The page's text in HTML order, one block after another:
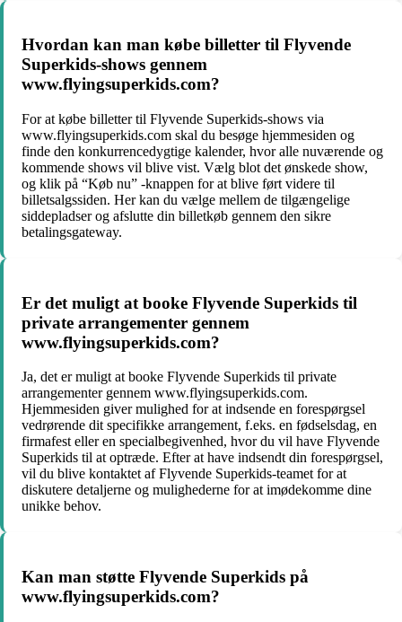
Hvordan kan man købe billetter til Flyvende
Superkids-shows gennem
www.flyingsuperkids.com?
For at købe billetter til Flyvende Superkids-shows via
www.flyingsuperkids.com skal du besøge hjemmesiden og
finde den konkurrencedygtige kalender, hvor alle nuværende og
kommende shows vil blive vist. Vælg blot det ønskede show,
og klik på “Køb nu” -knappen for at blive ført videre til
billetsalgssiden. Her kan du vælge mellem de tilgængelige
siddepladser og afslutte din billetkøb gennem den sikre
betalingsgateway.
Er det muligt at booke Flyvende Superkids til
private arrangementer gennem
www.flyingsuperkids.com?
Ja, det er muligt at booke Flyvende Superkids til private
arrangementer gennem www.flyingsuperkids.com.
Hjemmesiden giver mulighed for at indsende en forespørgsel
vedrørende dit specifikke arrangement, f.eks. en fødselsdag, en
firmafest eller en specialbegivenhed, hvor du vil have Flyvende
Superkids til at optræde. Efter at have indsendt din forespørgsel,
vil du blive kontaktet af Flyvende Superkids-teamet for at
diskutere detaljerne og mulighederne for at imødekomme dine
unikke behov.
Kan man støtte Flyvende Superkids på
www.flyingsuperkids.com?